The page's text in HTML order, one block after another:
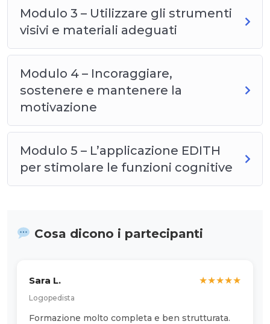
guidare verso la soluzione
Frasi da evitare: «Ma no, non così!»,
faccio io»
Esempio pratico: Patrick e
l’apprendimento rilassato del trasporto
del caffè
Modulo 3 – Utilizzare gli strumenti
visivi e materiali adeguati
Modulo 4 – Incoraggiare,
sostenere e mantenere la
motivazione
Modulo 5 – L’applicazione EDITH
per stimolare le funzioni cognitive
Cosa dicono i partecipanti
Sara L.
Logopedista
★★★★★
Formazione molto completa e ben strutturata.